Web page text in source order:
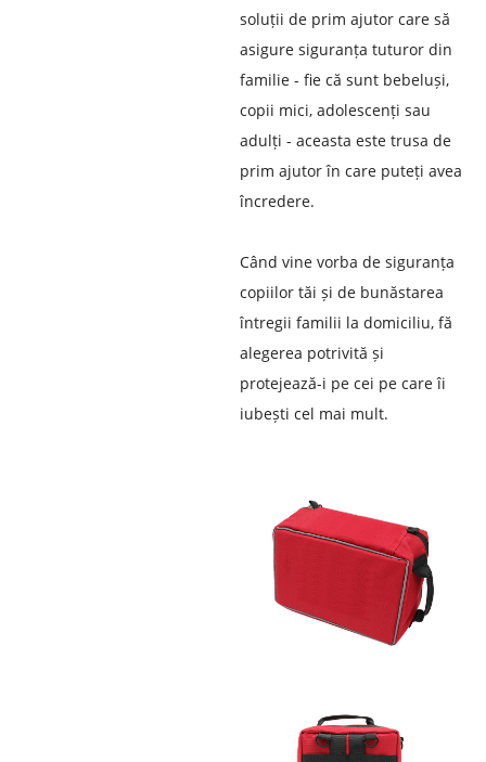
soluții de prim ajutor care să
asigure siguranța tuturor din
familie - fie că sunt bebeluși,
copii mici, adolescenți sau
adulți - aceasta este trusa de
prim ajutor în care puteți avea
încredere.
Când vine vorba de siguranța
copiilor tăi și de bunăstarea
întregii familii la domiciliu, fă ​​
alegerea potrivită și
protejează-i pe cei pe care îi
iubești cel mai mult.